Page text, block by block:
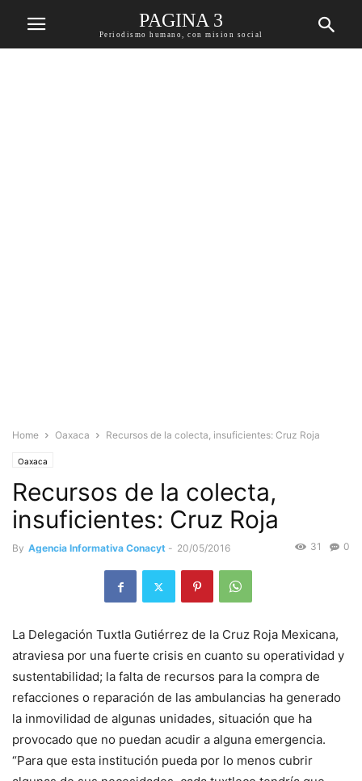
PAGINA 3
Periodismo humano, con mision social
Home Oaxaca Recursos de la colecta, insuficientes: Cruz Roja
Oaxaca
Recursos de la colecta,
insuficientes: Cruz Roja
By Agencia Informativa Conacyt - 20/05/2016 0
31
La Delegación Tuxtla Gutiérrez de la Cruz Roja Mexicana,
atraviesa por una fuerte crisis en cuanto su operatividad y
sustentabilidad; la falta de recursos para la compra de
refacciones o reparación de las ambulancias ha generado
la inmovilidad de algunas unidades, situación que ha
provocado que no puedan acudir a alguna emergencia.
“Para que esta institución pueda por lo menos cubrir